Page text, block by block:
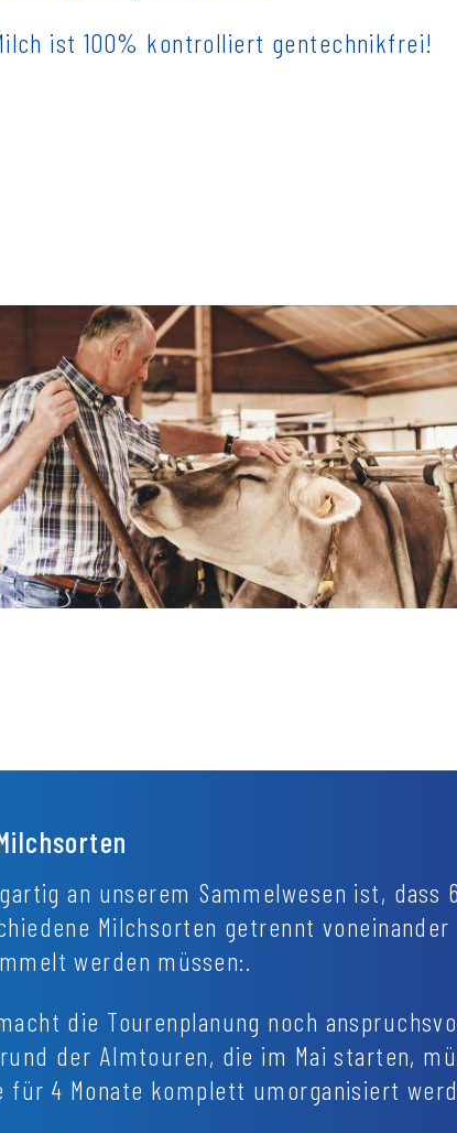
ist 100% kontrolliert gentechnikfrei!
an unserem Sammelwesen ist, dass 6
Milchsorten getrennt voneinander
werden müssen:.
die Tourenplanung noch
der Almtouren, die im Mai starten,
für 4 Monate komplett umorganisiert